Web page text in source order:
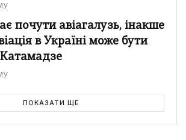
почути авіагалузь, інакше
в Україні може бути
ПОКАЗАТИ ЩЕ